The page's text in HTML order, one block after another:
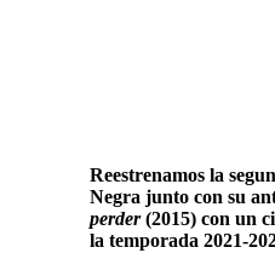
Reestrenamos la
Negra junto con su
perder(2015) con un
la temporada 2021-